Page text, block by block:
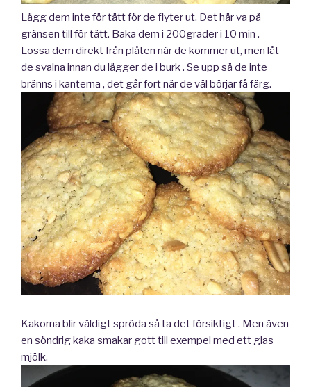
Lägg dem inte för tätt för de flyter ut. Det här va på
gränsen till för tätt. Baka dem i 200grader i 10 min .
Lossa dem direkt från plåten när de kommer ut, men låt
de svalna innan du lägger de i burk . Se upp så de inte
bränns i kanterna , det går fort när de väl börjar få färg.
Kakorna blir väldigt spröda så ta det försiktigt . Men även
en söndrig kaka smakar gott till exempel med ett glas
mjölk.